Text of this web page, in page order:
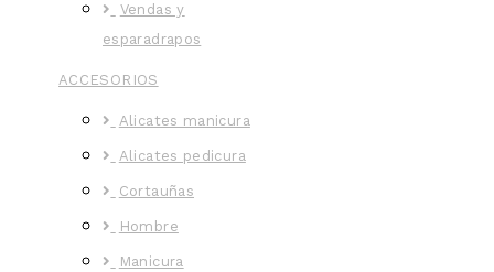
Vendas y
esparadrapos
ACCESORIOS
Alicates manicura
Alicates pedicura
Cortauñas
Hombre
Manicura